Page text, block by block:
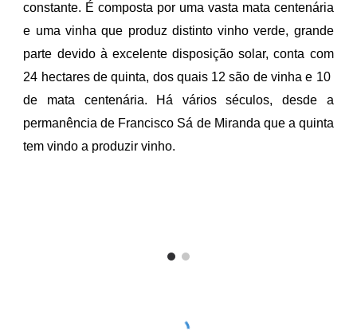
constante. É composta por uma vasta mata centenária
e uma vinha que produz distinto vinho verde, grande
parte devido à excelente disposição solar, conta com
24 hectares de quinta, dos quais 12 são de vinha e 10
de mata centenária. Há vários séculos, desde a
permanência de Francisco Sá de Miranda que a quinta
tem vindo a produzir vinho.